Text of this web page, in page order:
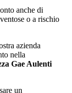
anche di
o a rischio
azienda
nella
Gae Aulenti
un